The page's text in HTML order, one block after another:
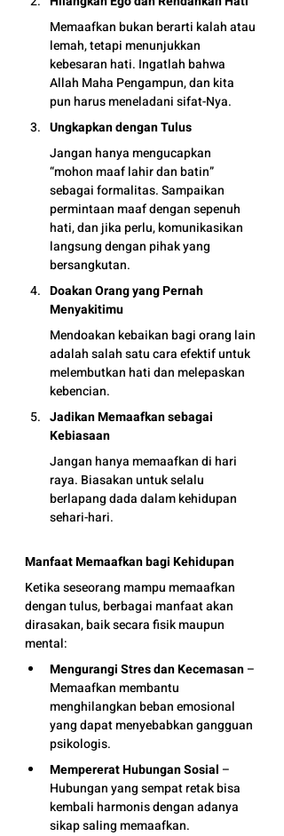
Memaafkan bukan berarti kalah atau
lemah, tetapi menunjukkan
kebesaran hati. Ingatlah bahwa
Allah Maha Pengampun, dan kita
pun harus meneladani sifat-Nya.
Ungkapkan dengan Tulus
Jangan hanya mengucapkan
“mohon maaf lahir dan batin”
sebagai formalitas. Sampaikan
permintaan maaf dengan sepenuh
hati, dan jika perlu, komunikasikan
langsung dengan pihak yang
bersangkutan.
Doakan Orang yang Pernah
Menyakitimu
Mendoakan kebaikan bagi orang lain
adalah salah satu cara efektif untuk
melembutkan hati dan melepaskan
kebencian.
Jadikan Memaafkan sebagai
Kebiasaan
Jangan hanya memaafkan di hari
raya. Biasakan untuk selalu
berlapang dada dalam kehidupan
sehari-hari.
Manfaat Memaafkan bagi Kehidupan
Ketika seseorang mampu memaafkan
dengan tulus, berbagai manfaat akan
dirasakan, baik secara fisik maupun
mental:
Mengurangi Stres dan Kecemasan –
Memaafkan membantu
menghilangkan beban emosional
yang dapat menyebabkan gangguan
psikologis.
Mempererat Hubungan Sosial –
Hubungan yang sempat retak bisa
kembali harmonis dengan adanya
sikap saling memaafkan.